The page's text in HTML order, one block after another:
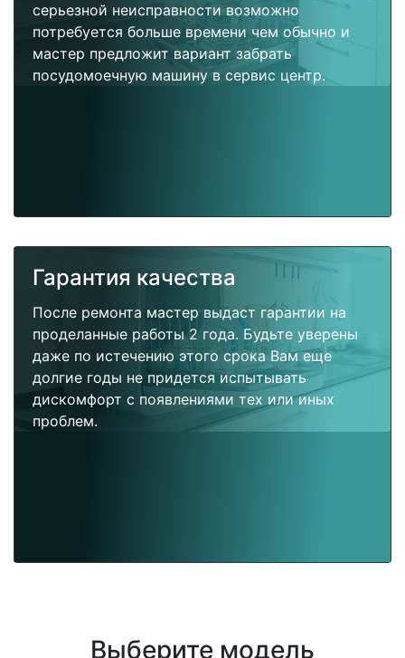
серьезной неисправности возможно
потребуется больше времени чем обычно и
мастер предложит вариант забрать
посудомоечную машину в сервис центр.
Гарантия качества
После ремонта мастер выдаст гарантии на
проделанные работы 2 года. Будьте уверены
даже по истечению этого срока Вам еще
долгие годы не придется испытывать
дискомфорт с появлениями тех или иных
проблем.
Выберите модель